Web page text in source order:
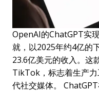
OpenAI的ChatGPT实
就，以2025年约4亿的
23.6亿美元的收入。这
TikTok，标志着生产
代社交媒体。